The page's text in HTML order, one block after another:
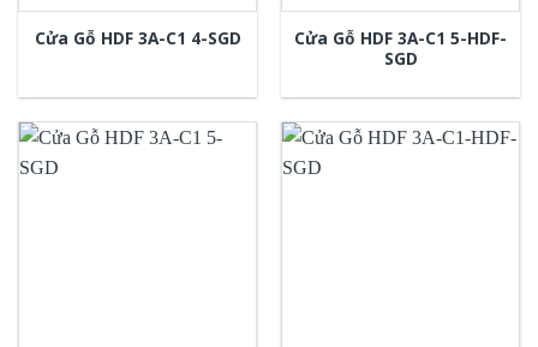
Cửa Gỗ HDF 3A-C1 4-SGD
Cửa Gỗ HDF 3A-C1 5-HDF-
SGD